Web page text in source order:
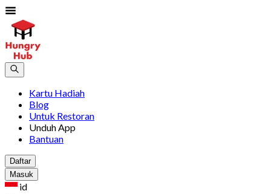
Kartu Hadiah
Blog
Untuk Restoran
Unduh App
Bantuan
Daftar
Masuk
id